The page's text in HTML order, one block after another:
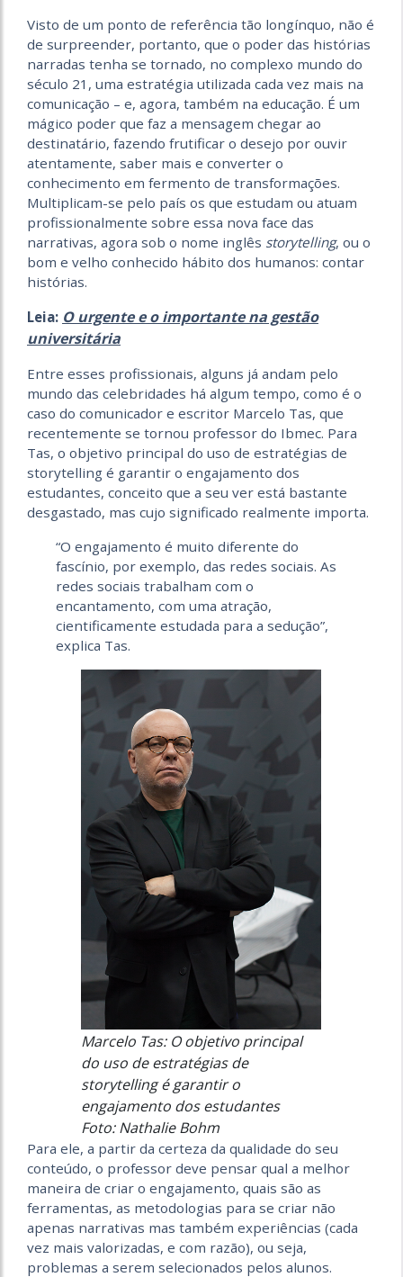
Visto de um ponto de referência tão longínquo, não é
de surpreender, portanto, que o poder das histórias
narradas tenha se tornado, no complexo mundo do
século 21, uma estratégia utilizada cada vez mais na
comunicação – e, agora, também na educação. É um
mágico poder que faz a mensagem chegar ao
destinatário, fazendo frutificar o desejo por ouvir
atentamente, saber mais e converter o
conhecimento em fermento de transformações.
Multiplicam-se pelo país os que estudam ou atuam
profissionalmente sobre essa nova face das
narrativas, agora sob o nome inglês storytelling, ou o
bom e velho conhecido hábito dos humanos: contar
histórias.
Leia: O urgente e o importante na gestão
universitária
Entre esses profissionais, alguns já andam pelo
mundo das celebridades há algum tempo, como é o
caso do comunicador e escritor Marcelo Tas, que
recentemente se tornou professor do Ibmec. Para
Tas, o objetivo principal do uso de estratégias de
storytelling é garantir o engajamento dos
estudantes, conceito que a seu ver está bastante
desgastado, mas cujo significado realmente importa.
“O engajamento é muito diferente do
fascínio, por exemplo, das redes sociais. As
redes sociais trabalham com o
encantamento, com uma atração,
cientificamente estudada para a sedução”,
explica Tas.
Marcelo Tas: O objetivo principal
do uso de estratégias de
storytelling é garantir o
engajamento dos estudantes
Foto: Nathalie Bohm
Para ele, a partir da certeza da qualidade do seu
conteúdo, o professor deve pensar qual a melhor
maneira de criar o engajamento, quais são as
ferramentas, as metodologias para se criar não
apenas narrativas mas também experiências (cada
vez mais valorizadas, e com razão), ou seja,
problemas a serem selecionados pelos alunos.